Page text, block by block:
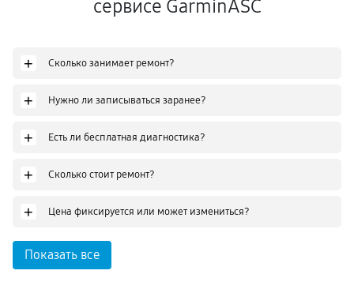
сервисе GarminASC
+ Сколько занимает ремонт?
+ Нужно ли записываться заранее?
+ Есть ли бесплатная диагностика?
+ Сколько стоит ремонт?
+ Цена фиксируется или может измениться?
Показать все